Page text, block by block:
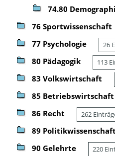
74.80
76 Sportwissenschaft
77 Psychologie 26
80 Pädagogik 113
83 Volkswirtschaft
85 Betriebswirtschaft
86 Recht 262
89
90 Gelehrte 220